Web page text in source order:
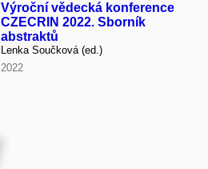
Výroční vědecká konference
CZECRIN 2022. Sborník
abstraktů
Lenka Součková (ed.)
2022